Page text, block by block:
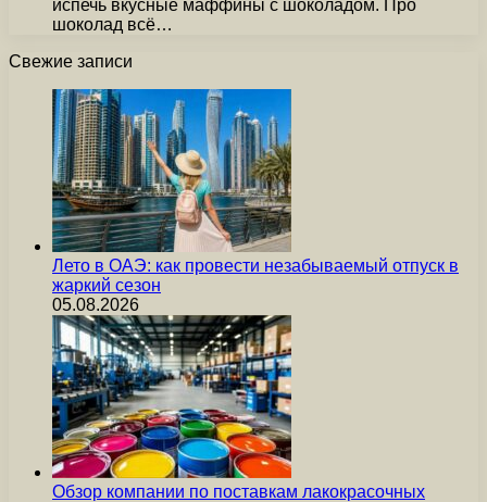
испечь вкусные маффины с шоколадом. Про
шоколад всё…
Свежие записи
Лето в ОАЭ: как провести незабываемый отпуск в
жаркий сезон
05.08.2026
Обзор компании по поставкам лакокрасочных